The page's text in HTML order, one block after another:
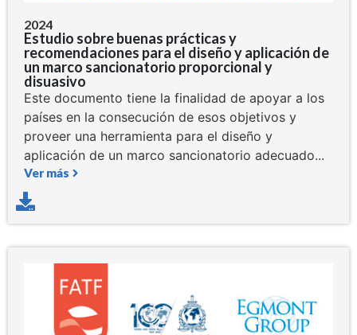
2024
Estudio sobre buenas prácticas y
recomendaciones para el diseño y aplicación de
un marco sancionatorio proporcional y
disuasivo
Este documento tiene la finalidad de apoyar a los
países en la consecución de esos objetivos y
proveer una herramienta para el diseño y
aplicación de un marco sancionatorio adecuado...
Ver más